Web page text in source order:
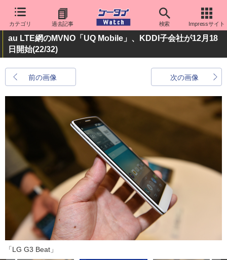
カテゴリ 過去記事 検索 Impressサイト
au LTE網のMVNO「UQ Mobile」、KDDI子会社が12月18
日開始(22/32)
前の画像 次の画像
「LG G3 Beat」